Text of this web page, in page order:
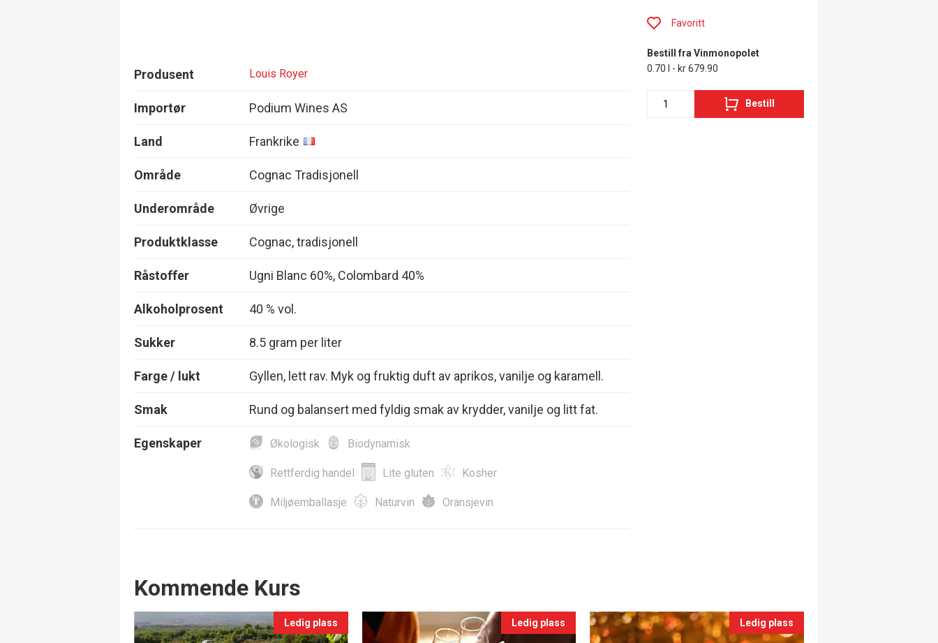
Produsent Louis Royer
Importør Podium Wines AS
Land Frankrike
Område Cognac Tradisjonell
Underområde Øvrige
Produktklasse Cognac, tradisjonell
Råstoffer Ugni Blanc 60%, Colombard 40%
Alkoholprosent 40 % vol.
Sukker 8.5 gram per liter
Farge / lukt Gyllen, lett rav. Myk og fruktig duft av aprikos, vanilje og karamell.
Smak Rund og balansert med fyldig smak av krydder, vanilje og litt fat.
Egenskaper Økologisk Biodynamisk
Rettferdig handel Lite gluten Kosher
Miljøemballasje Naturvin Oransjevin
Favoritt
Bestill fra Vinmonopolet
0.70 l - kr 679.90
Bestill
Events
Kommende Kurs
Ledig plass Ledig plass Ledig plass